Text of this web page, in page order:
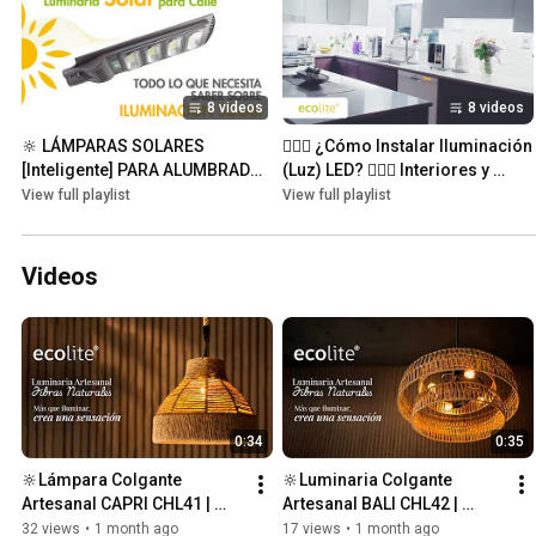
8 videos
🔆 LÁMPARAS SOLARES
[Inteligente] PARA ALUMBRADO
PÚBLICO 🔆 Interiores y
View full playlist
8 videos
🤷🏻‍♂️ ¿Cómo Instalar Iluminación
(Luz) LED? 🤷🏻‍♂️ Interiores y
Exteriores de Casas, Oficinas,
Apartamentos, Entre Otros
View full playlist
Videos
0:34
🔆Lámpara Colgante
Artesanal CAPRI CHL41 |
Estilo Natural y Elegante🌿
32 views • 1 month ago
0:35
🔆Luminaria Colgante
Artesanal BALI CHL42 |
Iluminación en Fibras
17 views • 1 month ago